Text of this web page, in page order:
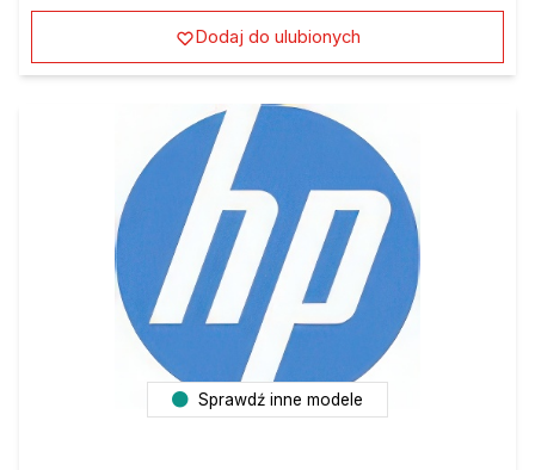
Dodaj do ulubionych
Sprawdź inne modele